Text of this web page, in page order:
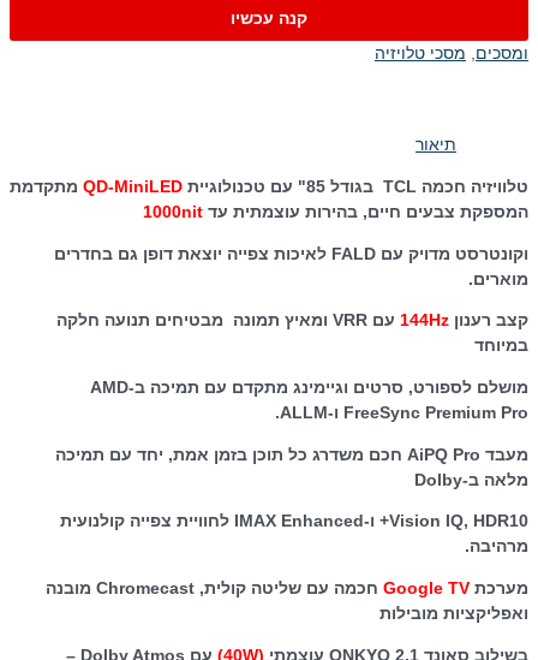
קנה עכשיו
ומסכים מסכי טלויזיה
תיאור
טלוויזיה חכמה TCL בגודל 85" עם טכנולוגיית QD-MiniLED מתקדמת
המספקת צבעים חיים, בהירות עוצמתית עד
וקונטרסט מדויק עם FALD לאיכות צפייה יוצאת דופן גם בחדרים
מוארים.
קצב רענון 144Hz
עם VRR ומאיץ תמונה מבטיחים תנועה חלקה
במיוחד
מושלם לספורט, סרטים וגיימינג מתקדם עם תמיכה ב-AMD
FreeSync Premium Pro ו-ALLM.
מעבד AiPQ Pro חכם משדרג כל תוכן בזמן אמת, יחד עם תמיכה
מלאה ב-Dolby
Vision IQ, HDR10+ ו-IMAX Enhanced לחוויית צפייה קולנועית
מרהיבה.
מערכת Google TV
חכמה עם שליטה קולית, Chromecast מובנה
ואפליקציות מובילות
בשילוב סאונד ONKYO 2.1 עוצמתי (40W)
עם Dolby Atmos –